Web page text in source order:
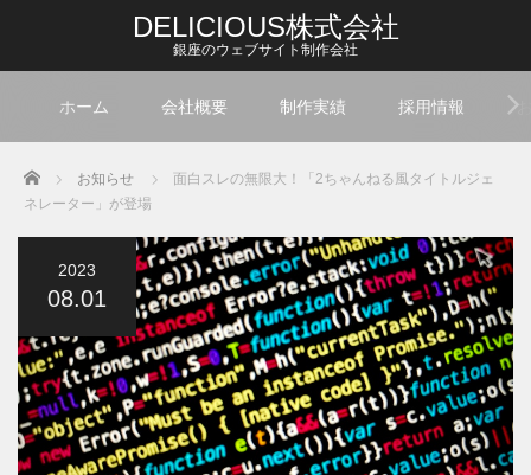
DELICIOUS株式会社
銀座のウェブサイト制作会社
ホーム 会社概要 制作実績 採用情報
Home お知らせ
面白スレの無限大！「2ちゃんねる風タイトルジェ
ネレーター」が登場
2023
08.01